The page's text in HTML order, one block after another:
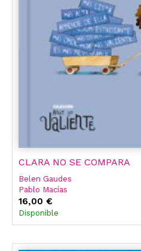
CLARA NO SE COMPARA
Belen Gaudes
Pablo Macías
16,00 €
Disponible